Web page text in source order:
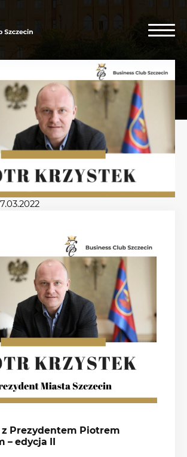
Prezydentem Piotrem
– edycja II